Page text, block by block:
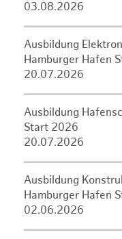
03.08.2026
Ausbildung
Hamburger Hafen
20.07.2026
Ausbildung
Start 2026
20.07.2026
Ausbildung
Hamburger Hafen
02.06.2026